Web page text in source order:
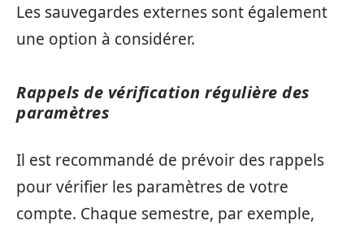
Les sauvegardes externes sont également
une option à considérer.
Rappels de vérification régulière des
paramètres
Il est recommandé de prévoir des rappels
pour vérifier les paramètres de votre
compte. Chaque semestre, par exemple,